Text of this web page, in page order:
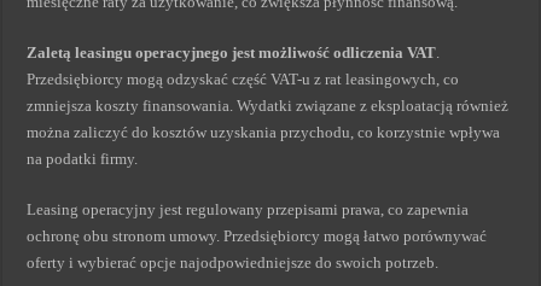
Zaletą leasingu operacyjnego jest możliwość odliczenia VAT.
Przedsiębiorcy mogą odzyskać część VAT-u z rat leasingowych, co
zmniejsza koszty finansowania. Wydatki związane z eksploatacją również
można zaliczyć do kosztów uzyskania przychodu, co korzystnie wpływa
na podatki firmy.
Leasing operacyjny jest regulowany przepisami prawa, co zapewnia
ochronę obu stronom umowy. Przedsiębiorcy mogą łatwo porównywać
oferty i wybierać opcje najodpowiedniejsze do swoich potrzeb.